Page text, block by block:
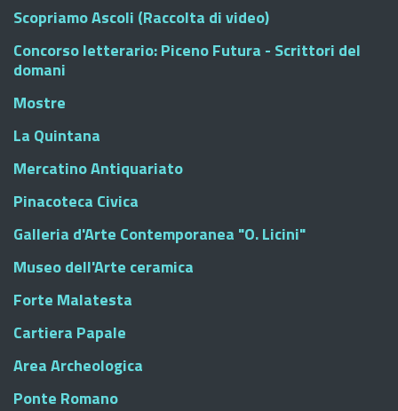
Scopriamo Ascoli (Raccolta di video)
Concorso letterario: Piceno Futura - Scrittori del
domani
Mostre
La Quintana
Mercatino Antiquariato
Pinacoteca Civica
Galleria d'Arte Contemporanea "O. Licini"
Museo dell'Arte ceramica
Forte Malatesta
Cartiera Papale
Area Archeologica
Ponte Romano